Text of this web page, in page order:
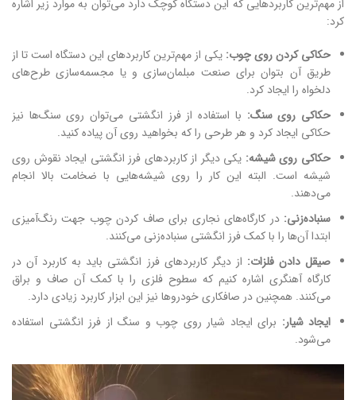
از مهم‌ترین کاربردهایی که این دستگاه کوچک دارد می‌توان به موارد زیر اشاره
کرد:
حکاکی کردن روی چوب: یکی از مهم‌ترین کاربردهای این دستگاه است تا از
طریق آن بتوان برای صنعت مبلمان‌سازی و یا مجسمه‌سازی طرح‌های
دلخواه را ایجاد کرد.
حکاکی روی سنگ: با استفاده از فرز انگشتی می‌توان روی سنگ‌ها نیز
حکاکی ایجاد کرد و هر طرحی را که بخواهید روی آن پیاده کنید.
حکاکی روی شیشه: یکی دیگر از کاربردهای فرز انگشتی ایجاد نقوش روی
شیشه است. البته این کار را روی شیشه‌هایی با ضخامت بالا انجام
می‌دهند.
سنباده‌زنی: در کارگاه‌های نجاری برای صاف کردن چوب جهت رنگ‌آمیزی
ابتدا آن‌ها را با کمک فرز انگشتی سنباده‌زنی می‌کنند.
صیقل دادن فلزات: از دیگر کاربردهای فرز انگشتی باید به کاربرد آن در
کارگاه آهنگری اشاره کنیم که سطوح فلزی را با کمک آن صاف و براق
می‌کنند. همچنین در صافکاری خودروها نیز این ابزار کاربرد زیادی دارد.
ایجاد شیار: برای ایجاد شیار روی چوب و سنگ از فرز انگشتی استفاده
می‌شود.